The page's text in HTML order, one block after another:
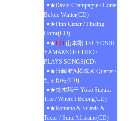
★David Champagne / Come
Before Winter(CD)
★Finn Carter / Finding
Home(CD)
★CD 山本剛 TSUYOSHI
YAMAMOTO TRIO /
PLAYS SONGS(CD)
★浜崎航&松本茜 Quartet /
たまゆら(CD)
★鈴木瑶子 Yoko Suzuki
Trio / Where I Belong(CD)
★Romano & Sclavis &
Texier / Suite Africaine(CD)